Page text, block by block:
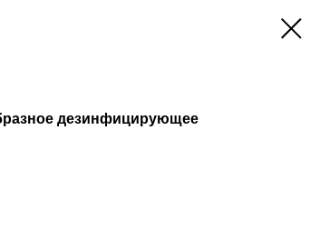
дезинфицирующее